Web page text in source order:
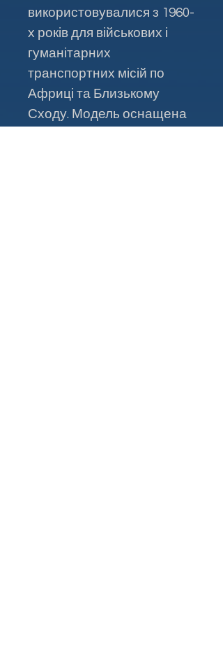
використовувалися з 1960-
х років для військових і
гуманітарних
транспортних місій по
Африці та Близькому
Сходу. Модель оснащена